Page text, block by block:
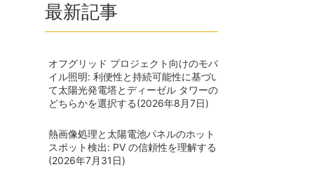
最新記事
オフグリッド プロジェクト向けのモバ
イル照明: 利便性と持続可能性に基づい
て太陽光発電塔とディーゼル タワーの
どちらかを選択する(2026年8月7日)
熱画像処理と太陽電池パネルのホット
スポット検出: PV の信頼性を理解する
(2026年7月31日)